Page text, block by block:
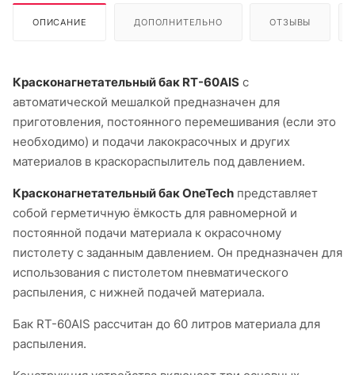
ОПИСАНИЕ ДОПОЛНИТЕЛЬНО ОТЗЫВЫ
Красконагнетательный бак RT-60AIS с
автоматической мешалкой предназначен для
приготовления, постоянного перемешивания (если это
необходимо) и подачи лакокрасочных и других
материалов в краскораспылитель под давлением.
Красконагнетательный бак OneTech представляет
собой герметичную ёмкость для равномерной и
постоянной подачи материала к окрасочному
пистолету с заданным давлением. Он предназначен для
использования с пистолетом пневматического
распыления, с нижней подачей материала.
Бак RT-60AIS рассчитан до 60 литров материала для
распыления.